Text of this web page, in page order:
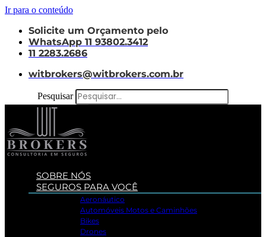
Ir para o conteúdo
Solicite um Orçamento pelo
WhatsApp 11 93802.3412
11 2283.2686
witbrokers@witbrokers.com.br
Pesquisar
SOBRE NÓS
SEGUROS PARA VOCÊ
Aeronáutico
Automóveis Motos e Caminhões
Bikes
Drones